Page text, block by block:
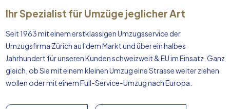
Ihr Spezialist für Umzüge jeglicher Art
Seit 1963 mit einem erstklassigen Umzugsservice der
Umzugsfirma Zürich auf dem Markt und über ein halbes
Jahrhundert für unseren Kunden schweizweit & EU im Einsatz. Ganz
gleich, ob Sie mit einem kleinen Umzug eine Strasse weiter ziehen
wollen oder mit einem Full-Service-Umzug nachEuropa